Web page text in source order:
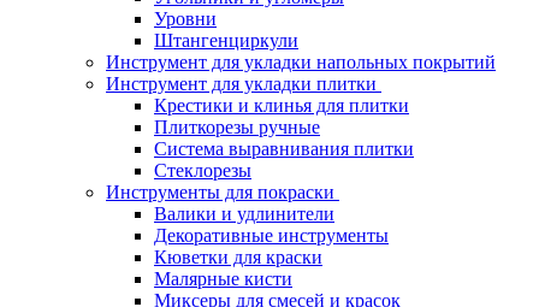
Уровни
Штангенциркули
Инструмент для укладки напольных покрытий
Инструмент для укладки плитки
Крестики и клинья для плитки
Плиткорезы ручные
Система выравнивания плитки
Стеклорезы
Инструменты для покраски
Валики и удлинители
Декоративные инструменты
Кюветки для краски
Малярные кисти
Миксеры для смесей и красок